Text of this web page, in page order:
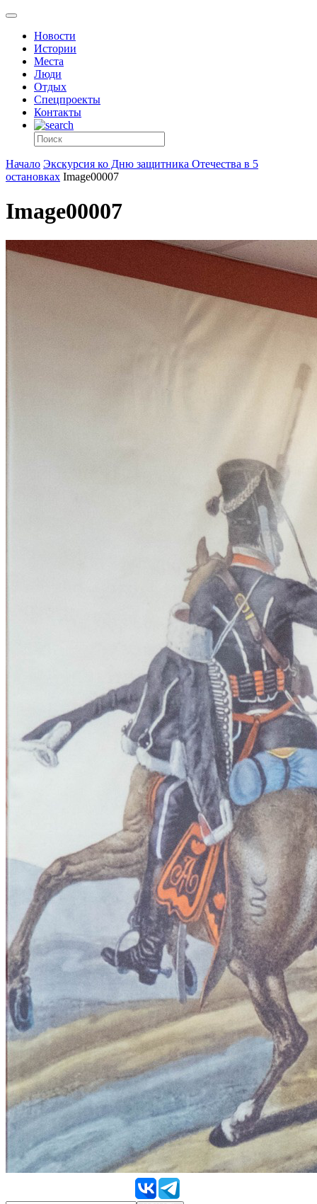
Новости
Истории
Места
Люди
Отдых
Спецпроекты
Контакты
Начало Экскурсия ко Дню защитника Отечества в 5
остановках Image00007
Image00007